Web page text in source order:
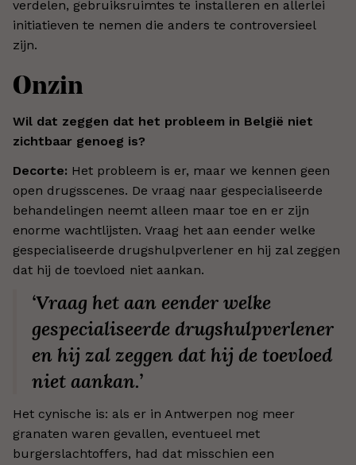
verdelen, gebruiksruimtes te installeren en allerlei
initiatieven te nemen die anders te controversieel
zijn.
Onzin
Wil dat zeggen dat het probleem in België niet
zichtbaar genoeg is?
Decorte: Het probleem is er, maar we kennen geen
open drugsscenes. De vraag naar gespecialiseerde
behandelingen neemt alleen maar toe en er zijn
enorme wachtlijsten. Vraag het aan eender welke
gespecialiseerde drugshulpverlener en hij zal zeggen
dat hij de toevloed niet aankan.
‘Vraag het aan eender welke
gespecialiseerde drugshulpverlener
en hij zal zeggen dat hij de toevloed
niet aankan.’
Het cynische is: als er in Antwerpen nog meer
granaten waren gevallen, eventueel met
burgerslachtoffers, had dat misschien een